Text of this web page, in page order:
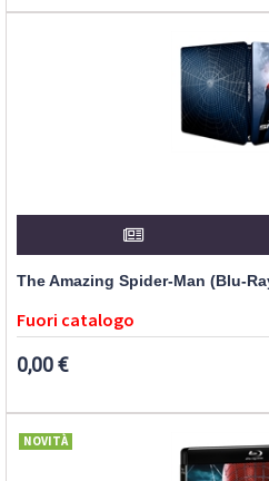
The Amazing Spider-Man (Blu-
Fuori catalogo
0,00 €
NOVITÀ